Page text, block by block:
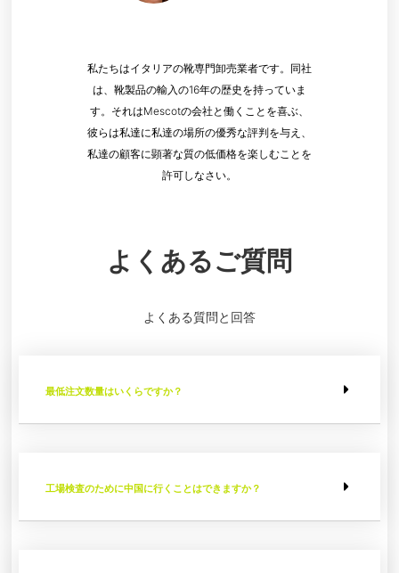
私たちはイタリアの靴専門卸売業者です。同社
は、靴製品の輸入の16年の歴史を持っていま
す。それはMescotの会社と働くことを喜ぶ、
彼らは私達に私達の場所の優秀な評判を与え、
私達の顧客に顕著な質の低価格を楽しむことを
許可しなさい。
よくあるご質問
よくある質問と回答
最低注文数量はいくらですか？
工場検査のために中国に行くことはできますか？